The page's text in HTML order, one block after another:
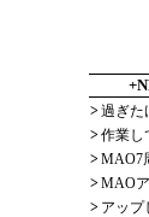
>過ぎた
>作業し
>MAO7
>MAOア
> アッ